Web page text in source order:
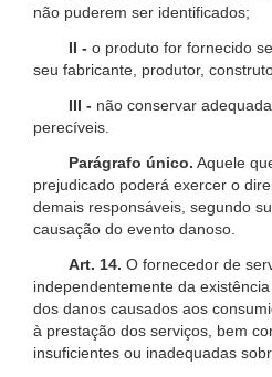
não puderem ser identificados;
II - o produto for fornecido
seu fabricante, produtor,
III - não conservar
perecíveis.
Parágrafo único. Aquele
prejudicado poderá exercer o
demais responsáveis, segundo
causação do evento danoso.
Art. 14. O fornecedor de
independentemente da
dos danos causados aos
à prestação dos serviços, bem
insuficientes ou inadequadas